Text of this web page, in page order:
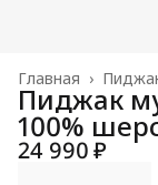
Главная ›
Пиджак
100%
24 990 ₽